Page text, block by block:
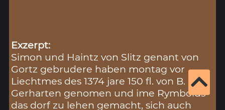
Exzerpt:
Simon und Haintz von Slitz genant von
Gortz gebrudere haben montag vor
Liechtmes des 1374 jare 150 fl. von B.
Gerharten genomen und ime Rymbolds
das dorf zu lehen gemacht, sich auch